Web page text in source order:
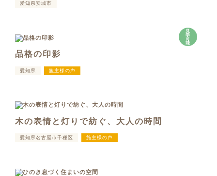
愛知県安城市
見
学
可
能
品格の印影
愛知県 施主様の声
木の表情と灯りで紡ぐ、大人の時間
愛知県名古屋市千種区 施主様の声